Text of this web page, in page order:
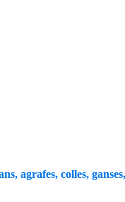
agrafes, colles,